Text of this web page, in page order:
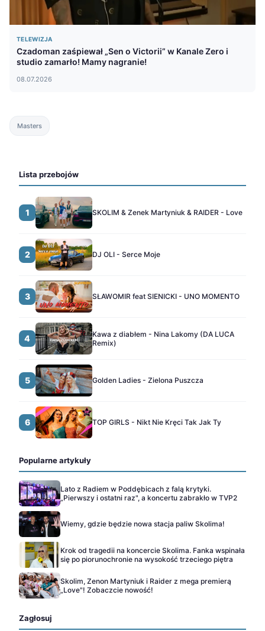
TELEWIZJA
Czadoman zaśpiewał „Sen o Victorii” w Kanale Zero i
studio zamarło! Mamy nagranie!
08.07.2026
Masters
Lista przebojów
1 SKOLIM & Zenek Martyniuk & RAIDER - Love
2 DJ OLI - Serce Moje
3 SŁAWOMIR feat SIENICKI - UNO MOMENTO
4
Kawa z diabłem - Nina Lakomy (DA LUCA
Remix)
5 Golden Ladies - Zielona Puszcza
6 TOP GIRLS - Nikt Nie Kręci Tak Jak Ty
Popularne artykuły
Lato z Radiem w Poddębicach z falą krytyki.
„Pierwszy i ostatni raz", a koncertu zabrakło w TVP2
Wiemy, gdzie będzie nowa stacja paliw Skolima!
Krok od tragedii na koncercie Skolima. Fanka wspinała
się po piorunochronie na wysokość trzeciego piętra
Skolim, Zenon Martyniuk i Raider z mega premierą
„Love"! Zobaczcie nowość!
Zagłosuj